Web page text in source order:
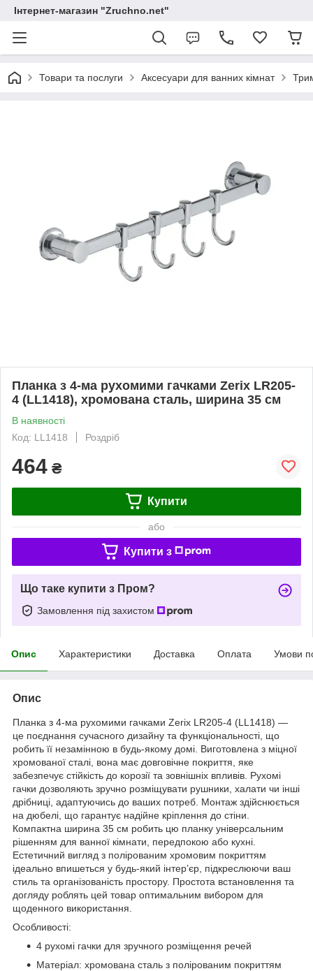
Інтернет-магазин "Zruchno.net"
Товари та послуги Аксесуари для ванних кімнат
Планка з 4-ма рухомими гачками Zerix LR205-
4 (LL1418), хромована сталь, ширина 35 см
В наявності
Код: LL1418
Роздріб
464 ₴
Купити
або
Купити з
Що таке купити з Пром?
Замовлення під захистом
Опис Характеристики Доставка Оплата Умови
Опис
Планка з 4-ма рухомими гачками Zerix LR205-4 (LL1418) —
це поєднання сучасного дизайну та функціональності, що
робить її незамінною в будь-якому домі. Виготовлена з міцної
хромованої сталі, вона має довговічне покриття, яке
забезпечує стійкість до корозії та зовнішніх впливів. Рухомі
гачки дозволяють зручно розміщувати рушники, халати чи інші
дрібниці, адаптуючись до ваших потреб. Монтаж здійснюється
на дюбелі, що гарантує надійне кріплення до стіни.
Компактна ширина 35 см робить цю планку універсальним
рішенням для ванної кімнати, передпокою або кухні.
Естетичний вигляд з полірованим хромовим покриттям
ідеально впишеться у будь-який інтер’єр, підкреслюючи ваш
стиль та організованість простору. Простота встановлення та
догляду роблять цей товар оптимальним вибором для
щоденного використання.
Особливості:
4 рухомі гачки для зручного розміщення речей
Матеріал: хромована сталь з полірованим покриттям